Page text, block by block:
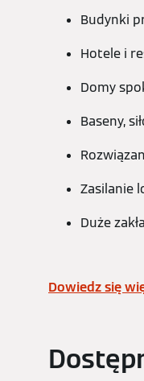
Budynki
Hotele i
Domy
Baseny,
Zasilanie
Duże
Dowiedz się